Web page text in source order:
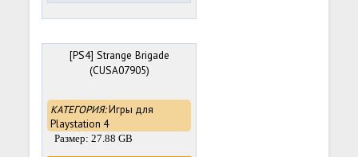
[PS4] Strange Brigade
(CUSA07905)
КАТЕГОРИЯ:Игры для
Playstation 4
Размер: 27.88 GB